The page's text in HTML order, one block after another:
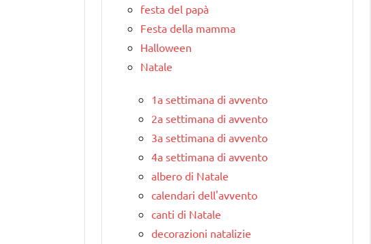
festa del papà
Festa della mamma
Halloween
Natale
1a settimana di avvento
2a settimana di avvento
3a settimana di avvento
4a settimana di avvento
albero di Natale
calendari dell'avvento
canti di Natale
decorazioni natalizie